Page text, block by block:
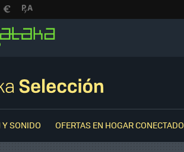
Y SONIDO OFERTAS EN HOGAR CONECTADO